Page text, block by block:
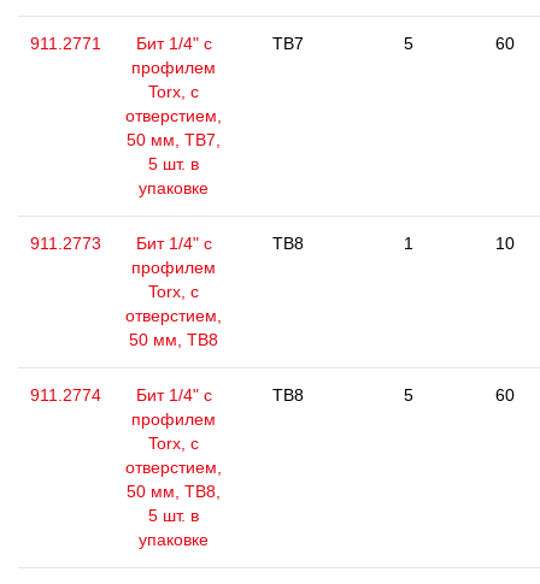
911.2771
Бит 1/4" с
профилем
Torx, с
отверстием,
50 мм, ТВ7,
5 шт. в
упаковке
TB7 5 60
911.2773
Бит 1/4" с
профилем
Torx, с
отверстием,
50 мм, ТВ8
TB8 1 10
911.2774
Бит 1/4" с
профилем
Torx, с
отверстием,
50 мм, ТВ8,
5 шт. в
упаковке
TB8 5 60